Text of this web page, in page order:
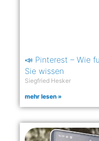
📣 Pinterest – Wie
Sie wissen
Siegfried Hesker
mehr lesen »